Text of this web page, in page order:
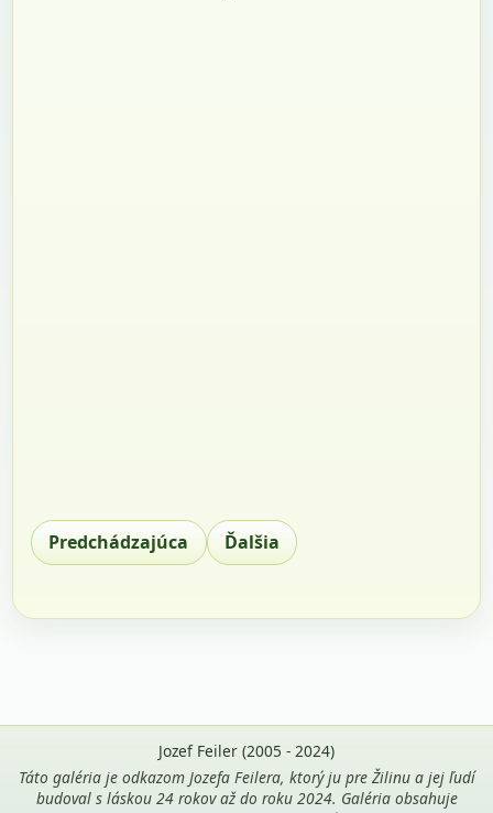
Predchádzajúca Ďalšia
Jozef Feiler (2005 - 2024)
Táto galéria je odkazom Jozefa Feilera, ktorý ju pre Žilinu a jej ľudí
budoval s láskou 24 rokov až do roku 2024. Galéria obsahuje